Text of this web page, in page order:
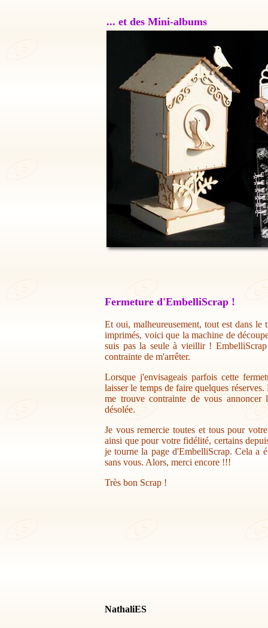
... et des Mini-albums
Fermeture d'EmbelliScrap !
Et oui, malheureusement, tout est dans
imprimés, voici que la machine de
suis pas la seule à vieillir !
contrainte de m'arrêter.
Lorsque j'envisageais parfois cette
laisser le temps de faire quelques
me trouve contrainte de vous annoncer
désolée.
Je vous remercie toutes et tous pour
ainsi que pour votre fidélité, certains
je tourne la page d'EmbelliScrap. Cela a
sans vous. Alors, merci encore !!!
Très bon Scrap !
NathaliES